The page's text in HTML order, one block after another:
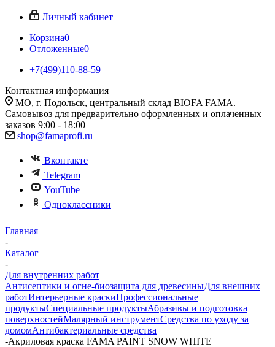
Личный кабинет
Корзина0
Отложенные0
+7(499)110-88-59
Контактная информация
МО, г. Подольск, центральный склад BIOFA FAMA.
Самовывоз для предварительно оформленных и оплаченных
заказов 9:00 - 18:00
shop@famaprofi.ru
Вконтакте
Telegram
YouTube
Одноклассники
Главная
-
Каталог
-
Для внутренних работ
Антисептики и огне-биозащита для древесиныДля внешних
работИнтерьерные краскиПрофессиональные
продуктыСпециальные продуктыАбразивы и подготовка
поверхностейМалярный инструментСредства по уходу за
домомАнтибактериальные средства
-Акриловая краска FAMA PAINT SNOW WHITE